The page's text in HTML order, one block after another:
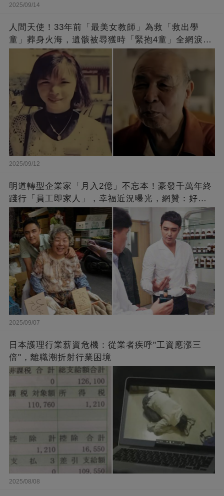
2025/09/14
人間天使！33年前「最美女教師」為救「救出學
童」葬身火海，遺骸被尋獲時「緊抱4童」全網淚
崩：真正的英雄不該被遺忘
2025/09/12
明道轉型企業家「月入2億」不忘本！豪發千萬年終
踐行「員工即家人」，幸福近況曝光，網贊：好老
闆的福報
2025/09/07
日本護理行業薪資危機：從業者疾呼"工資應漲三
倍"，離職潮折射行業困境
2025/08/08